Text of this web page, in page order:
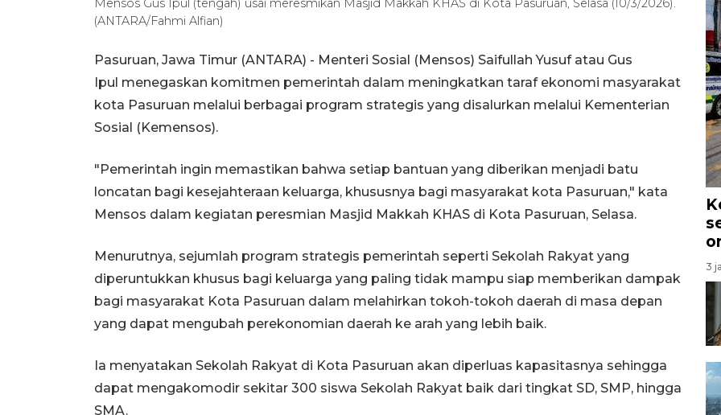
Mensos Gus Ipul (tengah) usai meresmikan Masjid Makkah KHAS di Kota Pasuruan, Selasa (10/3/2026).
(ANTARA/Fahmi Alfian)
Pasuruan, Jawa Timur (ANTARA) - Menteri Sosial (Mensos) Saifullah Yusuf atau Gus
Ipul menegaskan komitmen pemerintah dalam meningkatkan taraf ekonomi masyarakat
kota Pasuruan melalui berbagai program strategis yang disalurkan melalui Kementerian
Sosial (Kemensos).
"Pemerintah ingin memastikan bahwa setiap bantuan yang diberikan menjadi batu
loncatan bagi kesejahteraan keluarga, khususnya bagi masyarakat kota Pasuruan," kata
Mensos dalam kegiatan peresmian Masjid Makkah KHAS di Kota Pasuruan, Selasa.
Menurutnya, sejumlah program strategis pemerintah seperti Sekolah Rakyat yang
diperuntukkan khusus bagi keluarga yang paling tidak mampu siap memberikan dampak
bagi masyarakat Kota Pasuruan dalam melahirkan tokoh-tokoh daerah di masa depan
yang dapat mengubah perekonomian daerah ke arah yang lebih baik.
Ia menyatakan Sekolah Rakyat di Kota Pasuruan akan diperluas kapasitasnya sehingga
dapat mengakomodir sekitar 300 siswa Sekolah Rakyat baik dari tingkat SD, SMP, hingga
SMA.
3